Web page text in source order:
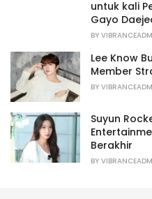
untuk kali
Gayo
BY
Lee Know
Member
BY
Suyun
Berakhir
BY